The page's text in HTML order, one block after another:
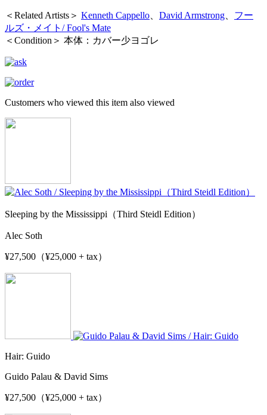
＜Related Artists＞ Kenneth Cappello David Armstrong
フー
ルズ・メイト/ Fool's Mate
＜Condition＞ 本体：カバー少ヨゴレ
Customers who viewed this item also viewed
Sleeping by the Mississippi（Third Steidl Edition）
Alec Soth
¥27,500（¥25,000 + tax）
Hair: Guido
Guido Palau & David Sims
¥27,500（¥25,000 + tax）